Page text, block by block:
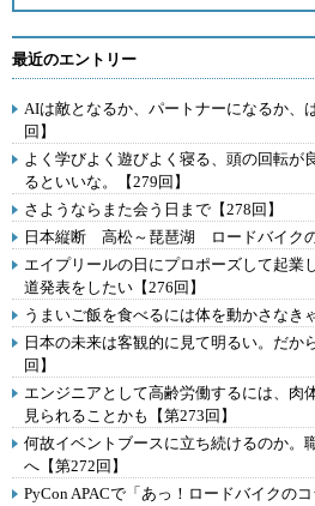
最近のエントリー
AIは敵となるか、パートナーになるか、
回】
よく学びよく遊びよく寝る、頭の回転が
るといいな。【279回】
さようならまた会う日まで【278回】
日本縦断 高松～琵琶湖 ロードバイク
エイプリールの日にプロポーズして起業
道発表をしたい【276回】
うまいご飯を食べるには体を動かさなき
日本の未来は客観的に見て明るい。だか
回】
エンジニアとして高齢労働するには、肉
見られることかも【第273回】
何故イベントブースに立ち続けるのか。
へ【第272回】
PyCon APACで「あっ！ロードバイクの